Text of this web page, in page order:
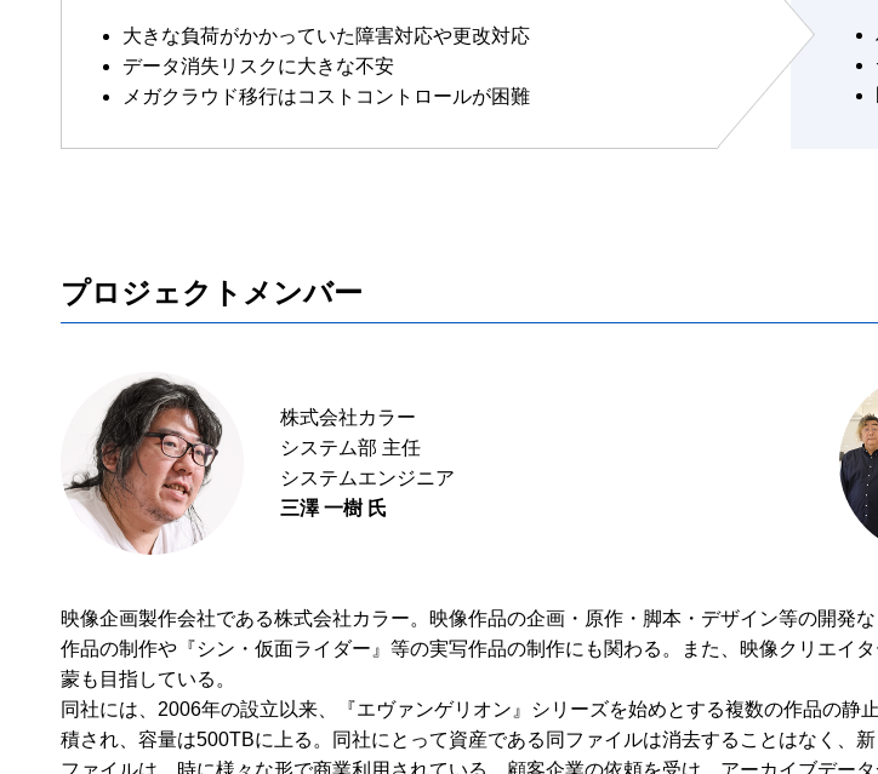
大きな負荷がかかっていた障害対応や更改対応
データ消失リスクに大きな不安
メガクラウド移行はコストコントロールが困難
プロジェクトメンバー
株式会社カラー
システム部 主任
システムエンジニア
三澤 一樹 氏
映像企画製作会社である株式会社カラー。映像作品の企画・原作・脚本・デザイン等の開発
作品の制作や『シン・仮面ライダー』等の実写作品の制作にも関わる。また、映像クリエイ
蒙も目指している。
同社には、2006年の設立以来、『エヴァンゲリオン』シリーズを始めとする複数の作品の
積され、容量は500TBに上る。同社にとって資産である同ファイルは消去することはなく、
ファイルは、時に様々な形で商業利用されている。顧客企業の依頼を受け、アーカイブデー